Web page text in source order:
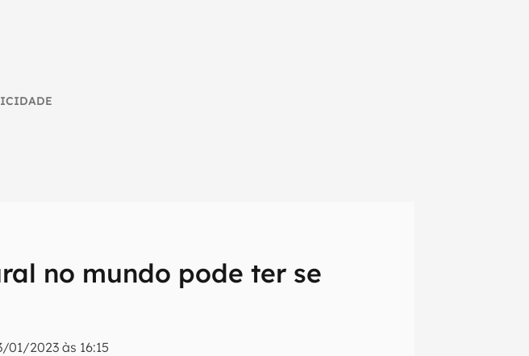
no mundo pode ter se
01/2023 às 16:15
reviews sobre tecnologia em primeira